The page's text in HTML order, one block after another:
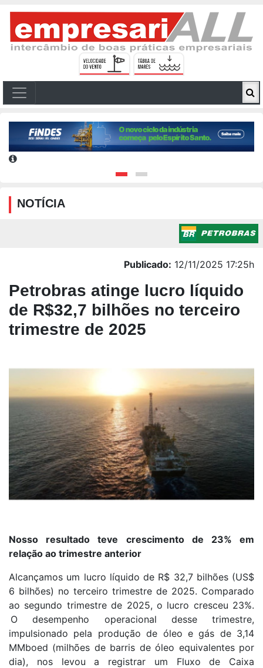
NOTÍCIA
Publicado: 12/11/2025 17:25h
Petrobras atinge lucro líquido
de R$32,7 bilhões no terceiro
trimestre de 2025
Nosso resultado teve crescimento de 23% em
relação ao trimestre anterior
Alcançamos um lucro líquido de R$ 32,7 bilhões (US$
6 bilhões) no terceiro trimestre de 2025. Comparado
ao segundo trimestre de 2025, o lucro cresceu 23%.
O desempenho operacional desse trimestre,
impulsionado pela produção de óleo e gás de 3,14
MMboed (milhões de barris de óleo equivalentes por
dia), nos levou a registrar um Fluxo de Caixa